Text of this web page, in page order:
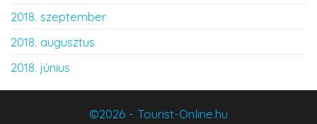
2018. szeptember
2018. augusztus
2018. június
©2026 - Tourist-Online.hu